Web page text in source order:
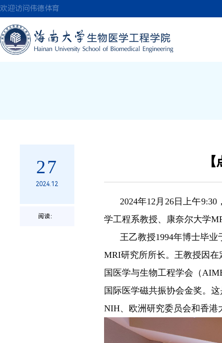
欢迎访问伟德体育
27
2024.12
阅读：
2024年12月26日上午
学工程系教授、康奈尔大学
王乙教授1994年博士毕
MRI研究所所长。王教授因
国医学与生物工程学会（
国际医学磁共振协会金奖。
NIH、欧洲研究委员会和香港